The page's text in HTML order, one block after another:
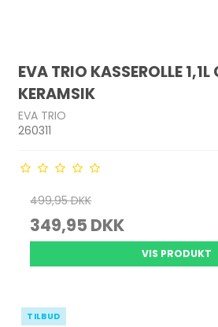
EVA TRIO KASSEROLLE 1,1L
KERAMSIK
EVA TRIO
260311
499,95 DKK
349,95 DKK
VIS PRODUKT
TILBUD